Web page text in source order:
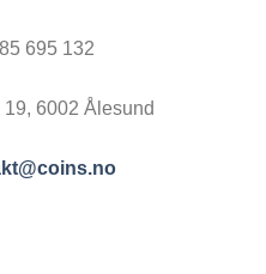
695 132
19, 6002 Ålesund